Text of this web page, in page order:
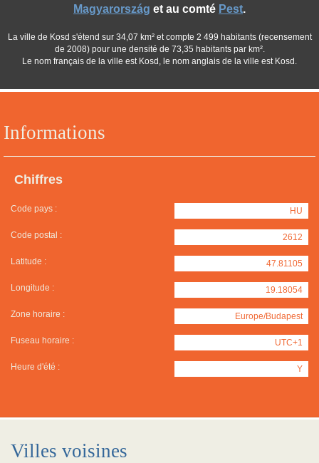
Informations
Chiffres
Code pays : HU
Code postal : 2612
Latitude : 47.81105
Longitude : 19.18054
Zone horaire : Europe/Budapest
Fuseau horaire : UTC+1
Heure d'été : Y
Magyarország et au comté Pest.
La ville de Kosd s'étend sur 34,07 km² et compte 2 499 habitants (recensement
de 2008) pour une densité de 73,35 habitants par km².
Le nom français de la ville est Kosd, le nom anglais de la ville est Kosd.
Villes voisines